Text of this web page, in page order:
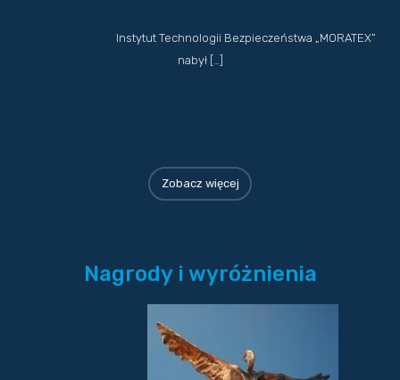
Instytut Technologii Bezpieczeństwa „MORATEX”
nabył […]
Zobacz więcej
Nagrody i wyróżnienia